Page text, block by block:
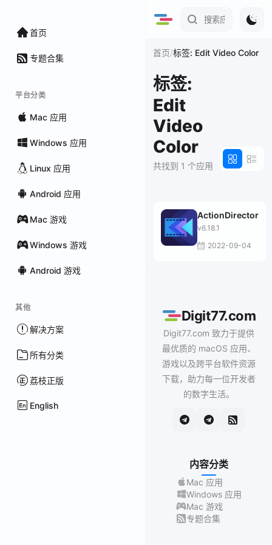
首页
专题合集
平台分类
Mac 应用
Windows 应用
Linux 应用
Android 应用
Mac 游戏
Windows 游戏
Android 游戏
其他
解决方案
所有分类
荔枝正版
English
首页/标签: Edit Video Color
标签:
Edit
Video
Color
共找到 1 个应用
ActionDirector
v6.18.1
2022-09-04
Digit77.com
Digit77.com 致力于提供
最优质的 macOS 应用、
游戏以及跨平台软件资源
下载，助力每一位开发者
的数字生活。
内容分类
Mac 应用
Windows 应用
Mac 游戏
专题合集